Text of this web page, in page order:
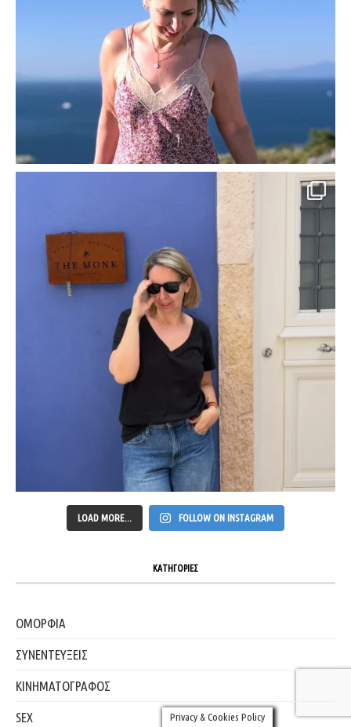
LOAD MORE... FOLLOW ON INSTAGRAM
ΚΑΤΗΓΟΡΙΕΣ
ΟΜΟΡΦΙΑ
ΣΥΝΕΝΤΕΥΞΕΙΣ
ΚΙΝΗΜΑΤΟΓΡΑΦΟΣ
SEX Privacy & Cookies Policy